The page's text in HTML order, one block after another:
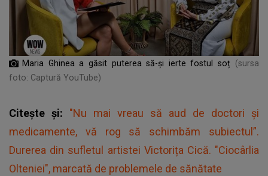
Maria Ghinea a găsit puterea să-și ierte fostul soț
(sursa
foto: Captură YouTube)
Citește și: "Nu mai vreau să aud de doctori și
medicamente, vă rog să schimbăm subiectul”.
Durerea din sufletul artistei Victorița Cică. "Ciocârlia
Olteniei", marcată de problemele de sănătate